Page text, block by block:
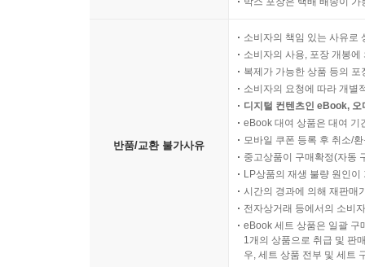
반품/교환 불가사유
소비자의 책임 있는 사유로
소비자의 사용, 포장 개봉
복제가 가능한 상품 등의
소비자의 요청에 따라 개별
디지털 컨텐츠인 eBook,
eBook 대여 상품은 대여 기
모바일 쿠폰 등록 후 취소/
중고상품이 구매확정(자동
LP상품의 재생 불량 원인
시간의 경과에 의해 재판매
전자상거래 등에서의 소비
eBook 세트 상품은 일괄 구
1개의 상품으로 취급 및 판
우, 세트 상품 전부 및 세트